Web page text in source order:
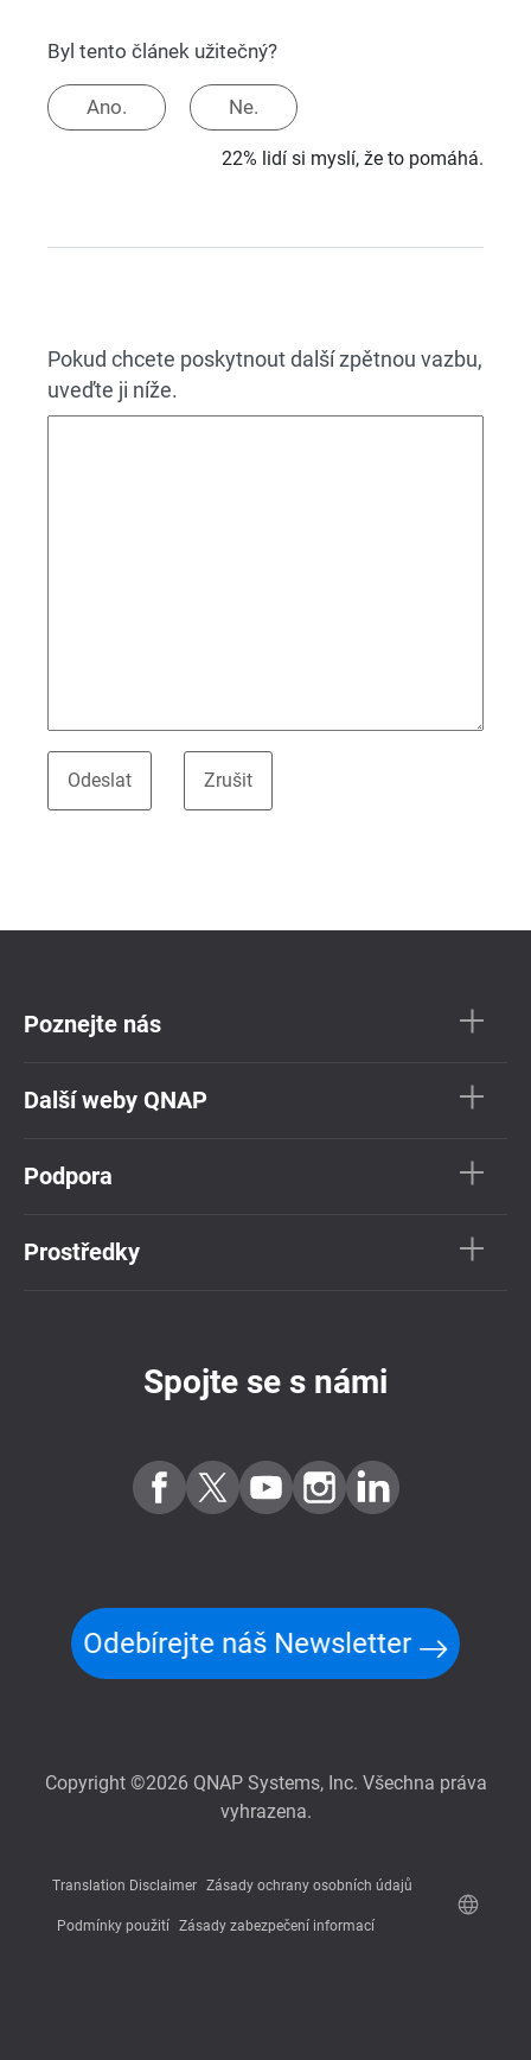
Byl tento článek užitečný?
Ano. Ne.
22% lidí si myslí, že to pomáhá.
Pokud chcete poskytnout další zpětnou vazbu,
uveďte ji níže.
Poznejte nás
Další weby QNAP
Podpora
Prostředky
Spojte se s námi
Odebírejte náš Newsletter
Copyright ©2026 QNAP Systems, Inc. Všechna práva
vyhrazena.
Translation Disclaimer Zásady ochrany osobních údajů
Podmínky použití Zásady zabezpečení informací